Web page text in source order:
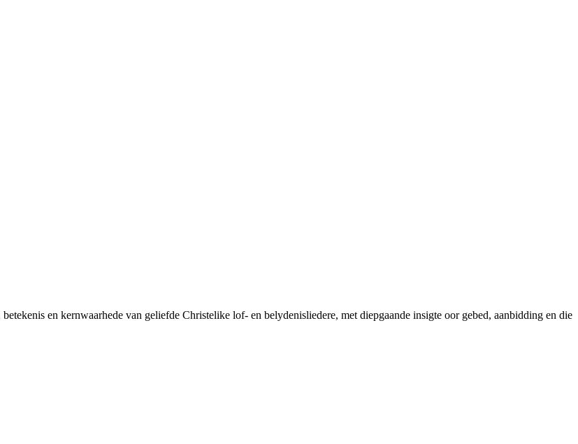
en kernwaarhede van geliefde Christelike lof- en belydenisliedere, met diepgaande insigte oor gebed, aanbidding en die